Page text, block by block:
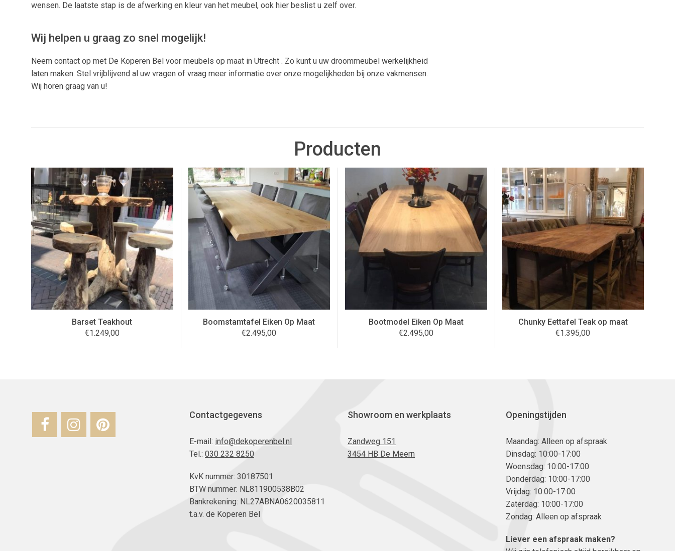
wensen. De laatste stap is de afwerking en kleur van het meubel, ook hier beslist u zelf over.
Wij helpen u graag zo snel mogelijk!
Neem contact op met De Koperen Bel voor meubels op maat in Utrecht . Zo kunt u uw droommeubel werkelijkheid
laten maken. Stel vrijblijvend al uw vragen of vraag meer informatie over onze mogelijkheden bij onze vakmensen.
Wij horen graag van u!
Producten
Barset Teakhout
€1.249,00
Boomstamtafel Eiken Op Maat
€2.495,00
Bootmodel Eiken Op Maat
€2.495,00
Chunky Eettafel Teak op maat
€1.395,00
Contactgegevens
E-mail: info@dekoperenbel.nl
Tel.: 030 232 8250
KvK nummer: 30187501
BTW nummer: NL811900538B02
Bankrekening: NL27ABNA0620035811
t.a.v. de Koperen Bel
Showroom en werkplaats
Zandweg 151
3454 HB De Meern
Openingstijden
Maandag: Alleen op afspraak
Dinsdag: 10:00-17:00
Woensdag: 10:00-17:00
Donderdag: 10:00-17:00
Vrijdag: 10:00-17:00
Zaterdag: 10:00-17:00
Zondag: Alleen op afspraak
Liever een afspraak maken?